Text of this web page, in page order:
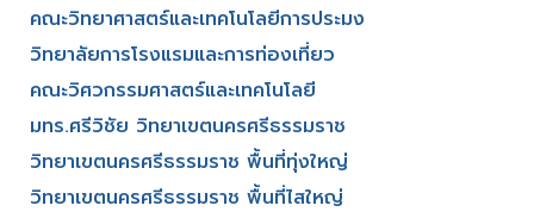
คณะวิทยาศาสตร์และเทคโนโลยีการประมง
วิทยาลัยการโรงแรมและการท่องเที่ยว
คณะวิศวกรรมศาสตร์และเทคโนโลยี
มทร.ศรีวิชัย วิทยาเขตนครศรีธรรมราช
วิทยาเขตนครศรีธรรมราช พื้นที่ทุ่งใหญ่
วิทยาเขตนครศรีธรรมราช พื้นที่ไสใหญ่